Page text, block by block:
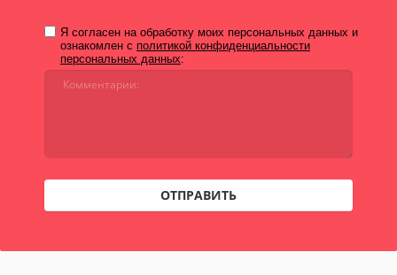
Я согласен на обработку моих персональных данных и
ознакомлен с политикой конфиденциальности
персональных данных:
ОТПРАВИТЬ